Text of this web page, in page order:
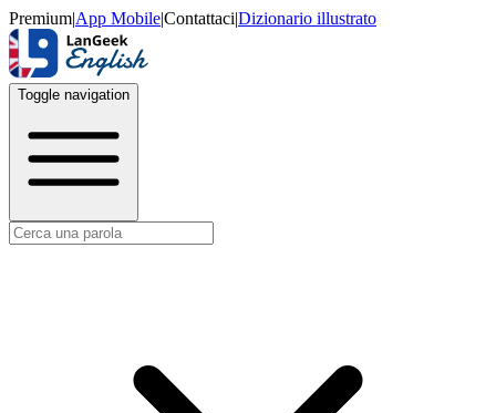
Premium|App Mobile|Contattaci|Dizionario illustrato
Toggle navigation